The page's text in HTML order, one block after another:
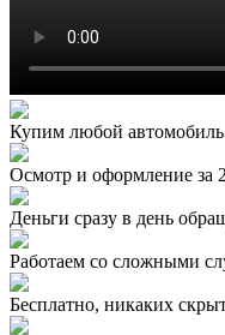
Купим любой автомобиль
Осмотр и оформление за
Деньги сразу в день
Работаем со сложными
Бесплатно, никаких